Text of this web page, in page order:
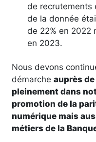
de recrutements
de la donnée
de 22% en 2022
en 2023.
Nous devons
démarche auprès
pleinement dans
promotion de la
numérique mais
métiers de la